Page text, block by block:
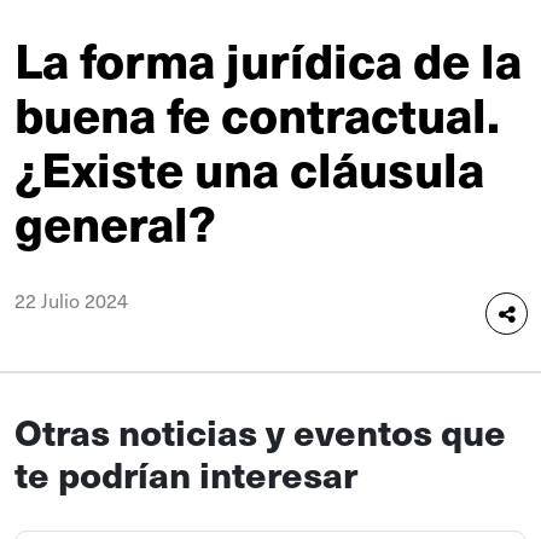
La forma jurídica de la
buena fe contractual.
¿Existe una cláusula
general?
22 Julio 2024
Otras noticias y eventos que
te podrían interesar